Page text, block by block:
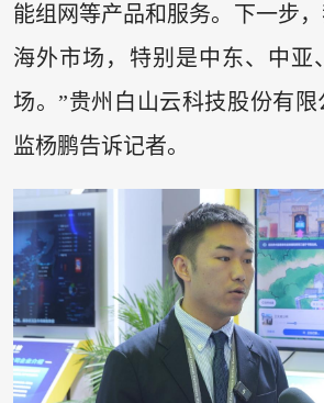
能组网等产品和服务。下一步
海外市场，特别是中东、中亚
场。”贵州白山云科技股份有
监杨鹏告诉记者。